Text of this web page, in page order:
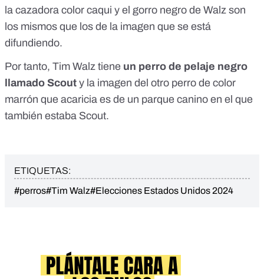
la cazadora color caqui y el gorro negro de Walz son
los mismos que los de la imagen que se está
difundiendo.
Por tanto, Tim Walz tiene un perro de pelaje negro
llamado Scout y la imagen del otro perro de color
marrón que acaricia es de un parque canino en el que
también estaba Scout.
ETIQUETAS:
#perros#Tim Walz#Elecciones Estados Unidos 2024